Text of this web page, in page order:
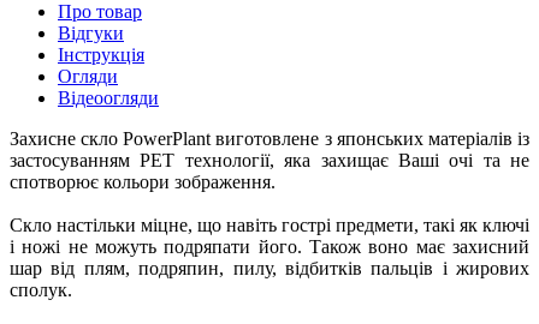
Про товар
Відгуки
Інструкція
Огляди
Відеоогляди
Захисне скло PowerPlant виготовлене з японських матеріалів із
застосуванням PET технології, яка захищає Ваші очі та не
спотворює кольори зображення.
Скло настільки міцне, що навіть гострі предмети, такі як ключі
і ножі не можуть подряпати його. Також воно має захисний
шар від плям, подряпин, пилу, відбитків пальців і жирових
сполук.